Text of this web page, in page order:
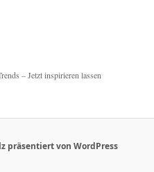
– Jetzt inspirieren lassen
präsentiert von WordPress